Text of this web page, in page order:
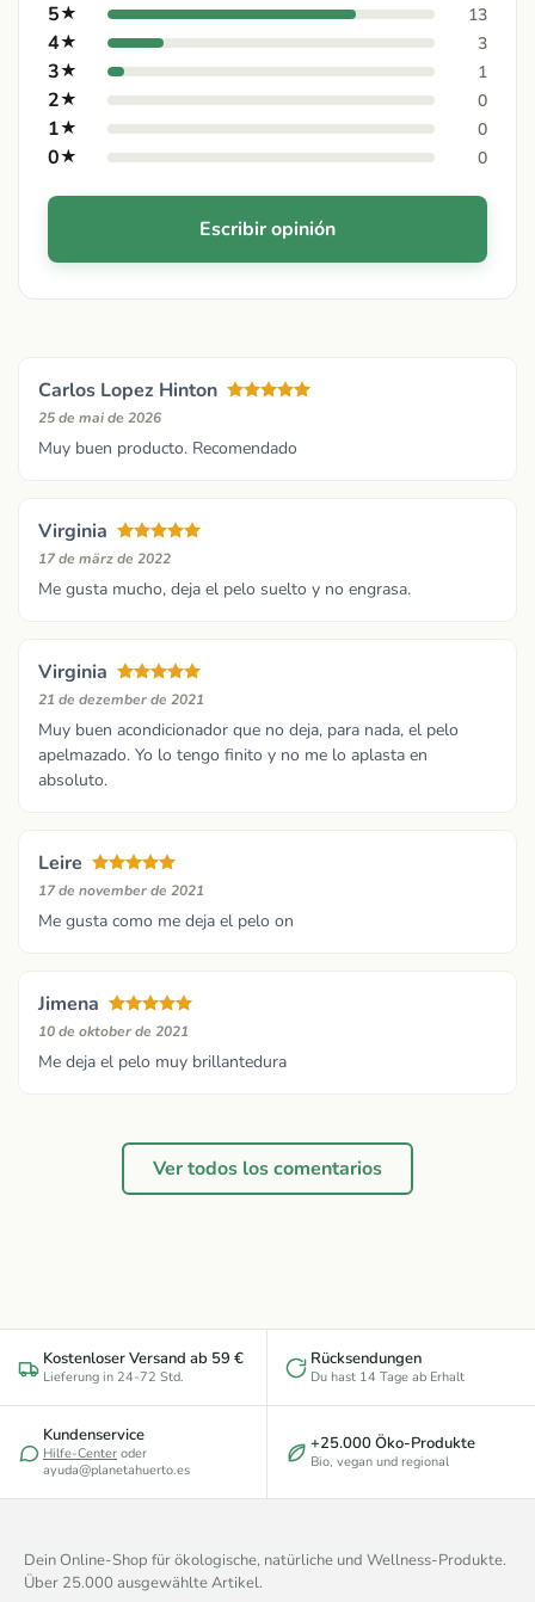
5★ 13
4★ 3
3★ 1
2★ 0
1★ 0
0★ 0
Escribir opinión
Carlos Lopez Hinton
25 de mai de 2026
Muy buen producto. Recomendado
Virginia
17 de märz de 2022
Me gusta mucho, deja el pelo suelto y no engrasa.
Virginia
21 de dezember de 2021
Muy buen acondicionador que no deja, para nada, el pelo
apelmazado. Yo lo tengo finito y no me lo aplasta en
absoluto.
Leire
17 de november de 2021
Me gusta como me deja el pelo on
Jimena
10 de oktober de 2021
Me deja el pelo muy brillantedura
Ver todos los comentarios
Kostenloser Versand ab 59 €
Lieferung in 24-72 Std.
Rücksendungen
Du hast 14 Tage ab Erhalt
Kundenservice
Hilfe-Center oder
ayuda@planetahuerto.es
+25.000 Öko-Produkte
Bio, vegan und regional
Dein Online-Shop für ökologische, natürliche und Wellness-Produkte.
Über 25.000 ausgewählte Artikel.